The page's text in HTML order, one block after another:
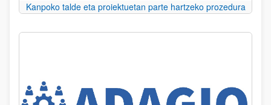
Kanpoko talde eta proiektuetan parte hartzeko prozedura